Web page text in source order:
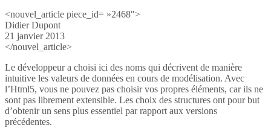
<nouvel_article piece_id= »2468″>
Didier Dupont
21 janvier 2013
</nouvel_article>
Le développeur a choisi ici des noms qui décrivent de manière
intuitive les valeurs de données en cours de modélisation. Avec
l’Html5, vous ne pouvez pas choisir vos propres éléments, car ils ne
sont pas librement extensible. Les choix des structures ont pour but
d’obtenir un sens plus essentiel par rapport aux versions
précédentes.